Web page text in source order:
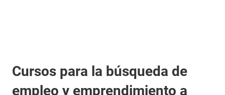
Cursos para la búsqueda de
empleo y emprendimiento a